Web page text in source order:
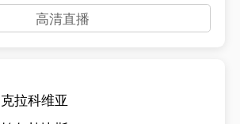
高清直播
克拉科维亚